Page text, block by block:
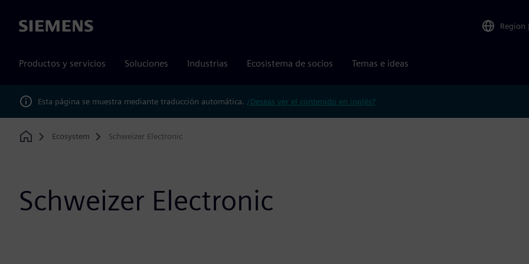
Siemens Region |
Productos y servicios Soluciones Industrias Ecosistema de socios Temas e ideas
Esta página se muestra mediante traducción automática. ¿Deseas ver el contenido en inglés?
Home
Ecosystem Schweizer Electronic
Schweizer Electronic